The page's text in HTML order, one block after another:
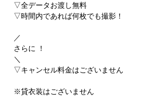
▽全データお渡し無料
▽時間内であれば何枚でも撮影！
／
さらに ！
＼
▽キャンセル料金はございません
※貸衣装はございません